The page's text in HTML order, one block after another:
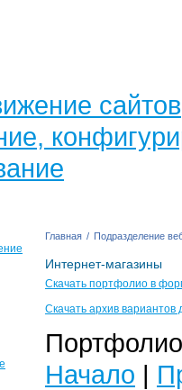
сайтов
Главная / Подразделение
Интернет-магазины
Скачать портфолио в
Скачать архив вариантов
Начало |